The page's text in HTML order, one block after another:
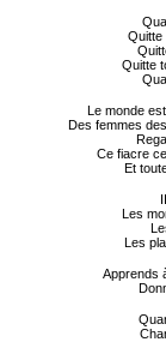
Quitte
Quitte
Le monde
Des femmes
Ce fiacre
Et
Les
Les
Apprends